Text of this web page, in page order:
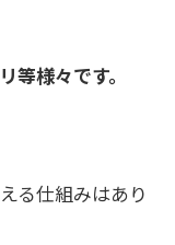
等様々です。
る仕組みはあり